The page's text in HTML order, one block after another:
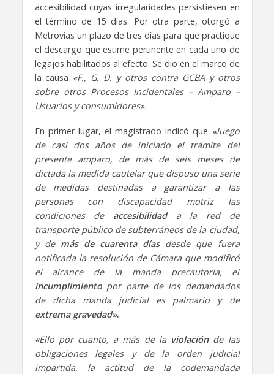
accesibilidad cuyas irregularidades persistiesen en
el término de 15 días. Por otra parte, otorgó a
Metrovías un plazo de tres días para que practique
el descargo que estime pertinente en cada uno de
legajos habilitados al efecto. Se dio en el marco de
la causa «F., G. D. y otros contra GCBA y otros
sobre otros Procesos Incidentales – Amparo –
Usuarios y consumidores».
En primer lugar, el magistrado indicó que «luego
de casi dos años de iniciado el trámite del
presente amparo, de más de seis meses de
dictada la medida cautelar que dispuso una serie
de medidas destinadas a garantizar a las
personas con discapacidad motriz las
condiciones deaccesibilidada la red de
transporte público de subterráneos de la ciudad,
y de más de cuarenta díasdesde que fuera
notificada la resolución de Cámara que modificó
el alcance de la manda precautoria, el
incumplimientopor parte de los demandados
de dicha manda judicial es palmario y de
extrema gravedad».
«Ello por cuanto, a más de la violaciónde las
obligaciones legales y de la orden judicial
impartida, la actitud de la codemandada